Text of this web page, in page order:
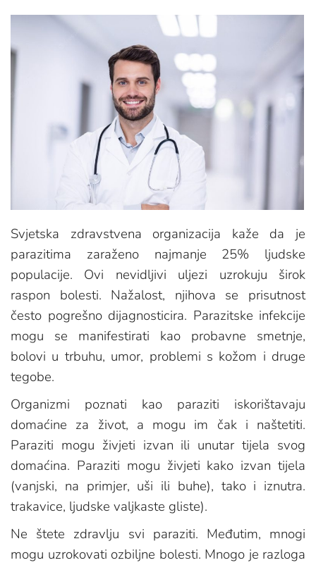
Svjetska zdravstvena organizacija kaže da je
parazitima zaraženo najmanje 25% ljudske
populacije. Ovi nevidljivi uljezi uzrokuju širok
raspon bolesti. Nažalost, njihova se prisutnost
često pogrešno dijagnosticira. Parazitske infekcije
mogu se manifestirati kao probavne smetnje,
bolovi u trbuhu, umor, problemi s kožom i druge
tegobe.
Organizmi poznati kao paraziti iskorištavaju
domaćine za život, a mogu im čak i naštetiti.
Paraziti mogu živjeti izvan ili unutar tijela svog
domaćina. Paraziti mogu živjeti kako izvan tijela
(vanjski, na primjer, uši ili buhe), tako i iznutra.
trakavice, ljudske valjkaste gliste).
Ne štete zdravlju svi paraziti. Međutim, mnogi
mogu uzrokovati ozbiljne bolesti. Mnogo je razloga